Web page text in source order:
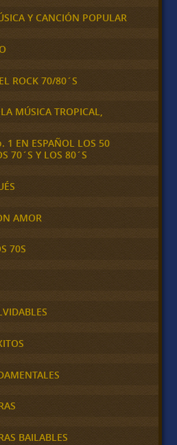
Y CANCIÓN POPULAR
ROCK 70/80´S
MÚSICA TROPICAL,
1 EN ESPAÑOL LOS 50
70´S Y LOS 80´S
AMOR
70S
BAILABLES